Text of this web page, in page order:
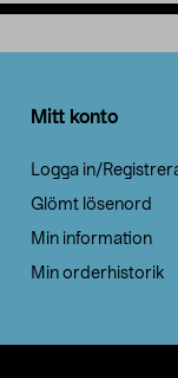
Mitt konto
Logga in/
Glömt lösenord
Min information
Min orderhistorik